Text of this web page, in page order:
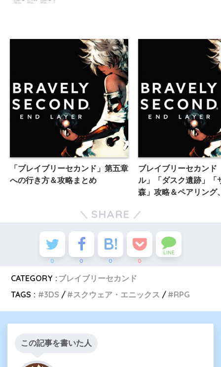
「ブレイブリーセカンド」第五章
への行き方＆攻略まとめ
ブレイブリーセカンド
ル」「ダスク遺跡」「
森」攻略＆ペアリング
コライの倒し方
SHARE
0 0 0 0
LINE
CATEGORY : ブレイブリーセカンド
TAGS :
3DS スクウェア・エニックス RPG
この記事を書いた人